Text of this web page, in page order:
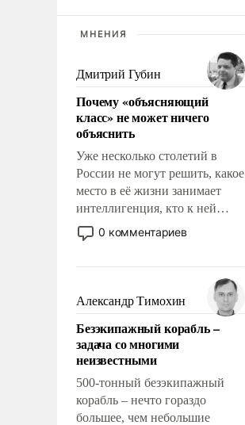
МНЕНИЯ
Дмитрий Губин
Почему «объясняющий
класс» не может ничего
объяснить
Уже несколько столетий в
России не могут решить, какое
место в её жизни занимает
интеллигенция, кто к ней
принадлежит, а кого из неё
исключили с правом
чем она отличается от просто
образованных людей. Иногда
казалось, что эти вопросы
решены раз и навсегда, но –
нет, не решены.
0 комментариев
Александр Тимохин
Безэкипажный корабль –
задача со многими
неизвестными
500-тонный безэкипажный
корабль – нечто гораздо
большее, чем небольшие